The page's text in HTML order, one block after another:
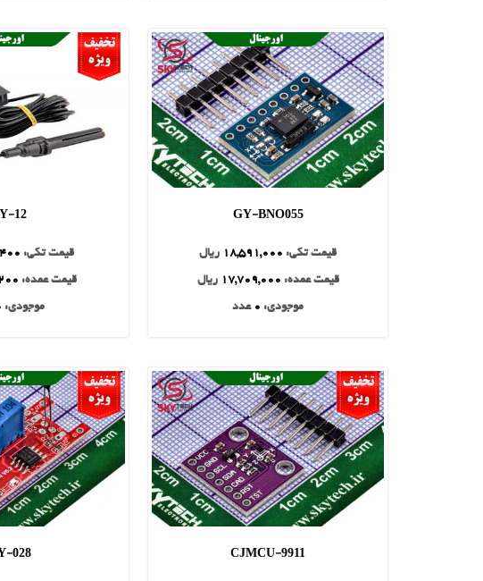
GY-BNO055
قیمت تکی: 18,591,000 ریال
قیمت عمده: 17,709,000 ریال
موجودی: 0 عدد
12
قیمت تکی:
قیمت عمده:
موجودی:
CJMCU-9911
028